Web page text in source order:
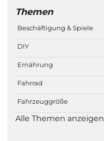
Themen
Beschäftigung & Spiele
DIY
Ernährung
Fahrrad
Fahrzeuggröße
Alle Themen anzeigen